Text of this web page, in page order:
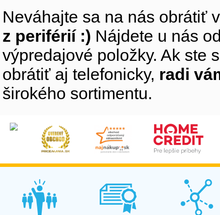
Neváhajte sa na nás obrátiť
z periférií :) Nájdete u nás
výpredajové položky. Ak ste
obrátiť aj telefonicky, radi
širokého sortimentu.